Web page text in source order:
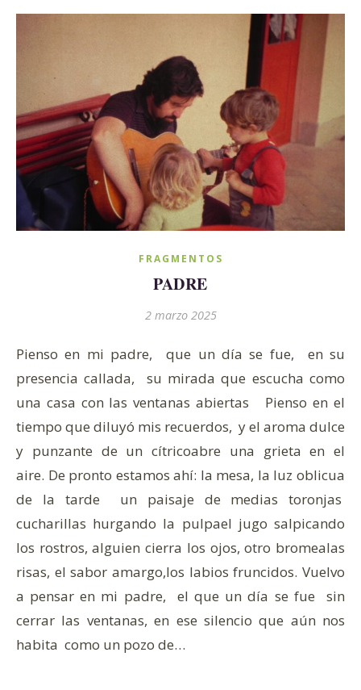
FRAGMENTOS
PADRE
2 marzo 2025
Pienso en mi padre, que un día se fue, en su
presencia callada, su mirada que escucha como
una casa con las ventanas abiertas Pienso en el
tiempo que diluyó mis recuerdos, y el aroma dulce
y punzante de un cítricoabre una grieta en el
aire. De pronto estamos ahí: la mesa, la luz oblicua
de la tarde un paisaje de medias toronjas
cucharillas hurgando la pulpael jugo salpicando
los rostros, alguien cierra los ojos, otro bromealas
risas, el sabor amargo,los labios fruncidos. Vuelvo
a pensar en mi padre, el que un día se fue sin
cerrar las ventanas, en ese silencio que aún nos
habita como un pozo de…